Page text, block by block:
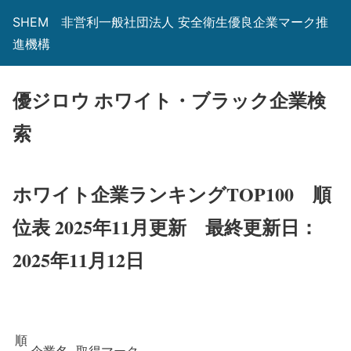
SHEM 非営利一般社団法人 安全衛生優良企業マーク推
進機構
優ジロウ ホワイト・ブラック企業検
索
ホワイト企業ランキングTOP100 順
位表 2025年11月更新 最終更新日：
2025年11月12日
順